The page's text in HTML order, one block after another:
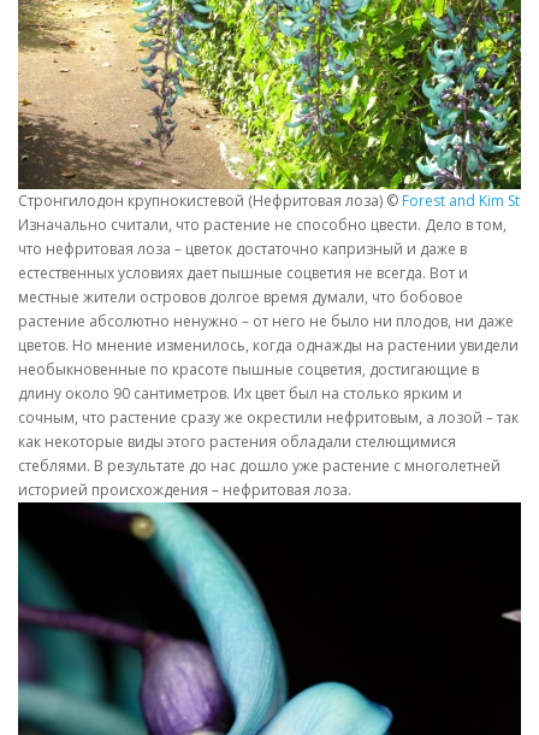
Стронгилодон крупнокистевой (Нефритовая лоза) © Forest and Kim Starr
Изначально считали, что растение не способно цвести. Дело в том,
что нефритовая лоза – цветок достаточно капризный и даже в
естественных условиях дает пышные соцветия не всегда. Вот и
местные жители островов долгое время думали, что бобовое
растение абсолютно ненужно – от него не было ни плодов, ни даже
цветов. Но мнение изменилось, когда однажды на растении увидели
необыкновенные по красоте пышные соцветия, достигающие в
длину около 90 сантиметров. Их цвет был на столько ярким и
сочным, что растение сразу же окрестили нефритовым, а лозой – так
как некоторые виды этого растения обладали стелющимися
стеблями. В результате до нас дошло уже растение с многолетней
историей происхождения – нефритовая лоза.